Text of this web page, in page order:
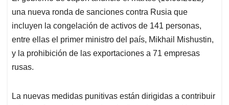
A
p
p
o
o
k
d
I
n
d
s
una nueva ronda de sanciones contra Rusia que
incluyen la congelación de activos de 141 personas,
entre ellas el primer ministro del país, Mikhail Mishustin,
y la prohibición de las exportaciones a 71 empresas
rusas.
La nuevas medidas punitivas están dirigidas a contribuir